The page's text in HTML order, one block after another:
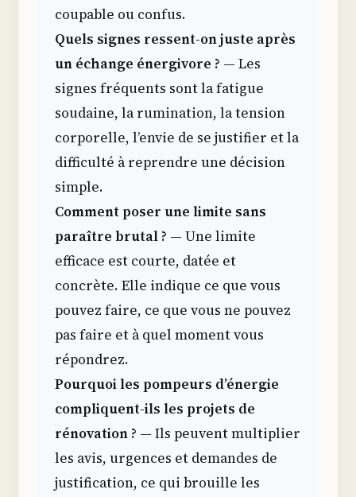
coupable ou confus.
Quels signes ressent-on juste après
un échange énergivore ? — Les
signes fréquents sont la fatigue
soudaine, la rumination, la tension
corporelle, l’envie de se justifier et la
difficulté à reprendre une décision
simple.
Comment poser une limite sans
paraître brutal ? — Une limite
efficace est courte, datée et
concrète. Elle indique ce que vous
pouvez faire, ce que vous ne pouvez
pas faire et à quel moment vous
répondrez.
Pourquoi les pompeurs d’énergie
compliquent-ils les projets de
rénovation ? — Ils peuvent multiplier
les avis, urgences et demandes de
justification, ce qui brouille les